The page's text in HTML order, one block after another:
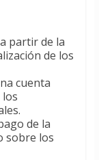
partir de la
de los
cuenta
los
de la
sobre los